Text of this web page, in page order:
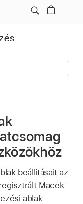
beállításait az
Macek
ablak